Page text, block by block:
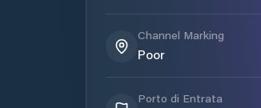
Channel Marking
Poor
Porto di Entrata